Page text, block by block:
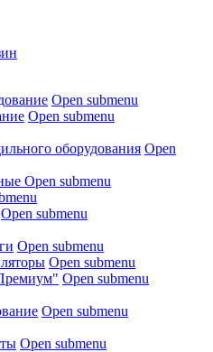
Open submenu
Open submenu
оборудования Open
Open submenu
Open submenu
Open submenu
Open submenu
Open submenu
Open submenu
Open submenu